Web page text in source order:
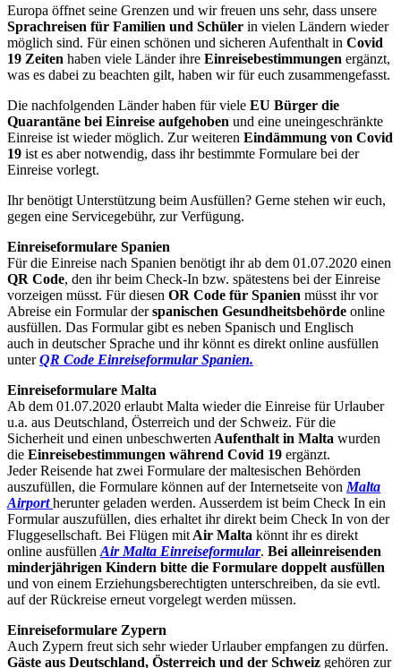
Europa öffnet seine Grenzen und wir freuen uns sehr, dass unsere
Sprachreisen für Familien und Schüler in vielen Ländern wieder
möglich sind. Für einen schönen und sicheren Aufenthalt in Covid
19 Zeiten haben viele Länder ihre Einreisebestimmungen ergänzt,
was es dabei zu beachten gilt, haben wir für euch zusammengefasst.
Die nachfolgenden Länder haben für viele EU Bürger die
Quarantäne bei Einreise aufgehoben und eine uneingeschränkte
Einreise ist wieder möglich. Zur weiteren Eindämmung von Covid
19 ist es aber notwendig, dass ihr bestimmte Formulare bei der
Einreise vorlegt.
Ihr benötigt Unterstützung beim Ausfüllen? Gerne stehen wir euch,
gegen eine Servicegebühr, zur Verfügung.
Einreiseformulare Spanien
Für die Einreise nach Spanien benötigt ihr ab dem 01.07.2020 einen
QR Code, den ihr beim Check-In bzw. spätestens bei der Einreise
vorzeigen müsst. Für diesen OR Code für Spanien müsst ihr vor
Abreise ein Formular derspanischen Gesundheitsbehörde online
ausfüllen. Das Formular gibt es neben Spanisch und Englisch
auch in deutscher Sprache und ihr könnt es direkt online ausfüllen
unterQR Code Einreiseformular Spanien.
Einreiseformulare Malta
Ab dem 01.07.2020 erlaubt Malta wieder die Einreise für Urlauber
u.a. aus Deutschland, Österreich und der Schweiz. Für die
Sicherheit und einen unbeschwerten Aufenthalt in Malta wurden
die Einreisebestimmungen während Covid 19 ergänzt.
Jeder Reisende hat zwei Formulare der maltesischen Behörden
auszufüllen, die Formulare können auf der Internetseite von Malta
Airportherunter geladen werden. Ausserdem ist beim Check In ein
Formular auszufüllen, dies erhaltet ihr direkt beim Check In von der
Fluggesellschaft. Bei Flügen mit Air Malta könnt ihr es direkt
online ausfüllen Air Malta Einreiseformular. Bei alleinreisenden
minderjährigen Kindern bitte die Formulare doppelt ausfüllen
und von einem Erziehungsberechtigten unterschreiben, da sie evtl.
auf der Rückreise erneut vorgelegt werden müssen.
Einreiseformulare Zypern
Auch Zypern freut sich sehr wieder Urlauber empfangen zu dürfen.
Gäste aus Deutschland, Österreich und der Schweiz gehören zur